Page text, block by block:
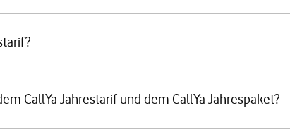
CallYa Jahrestarif und dem CallYa Jahrespaket?